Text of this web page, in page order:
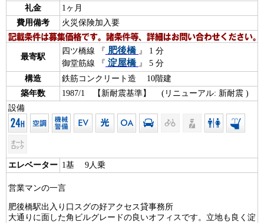
礼金
1ヶ月
費用備考
火災保険加入要
最寄駅
四ツ橋線 『 肥後橋 』 1 分
御堂筋線 『 淀屋橋 』 5 分
構造
鉄筋コンクリート造 10階建
築年数
1987/1 【新耐震基準】 (リニューアル: 新耐震 )
設備
エレベーター 1基 9人乗
営業マンの一言
肥後橋駅出入り口スグの好アクセス貸事務所
大通りに面した角ビルグレードの良いオフィスです。立地も良く淀